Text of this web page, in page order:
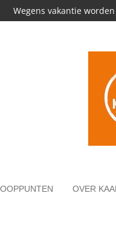
Wegens vakantie
OVER